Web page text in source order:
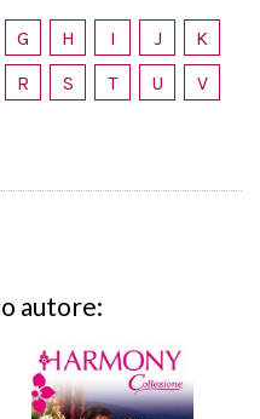
G H I J
K
R S T U
V
autore: